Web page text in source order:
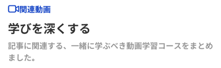
関連動画
学びを深くする
記事に関連する、一緒に学ぶべき動画学習コースをまとめ
ました｡